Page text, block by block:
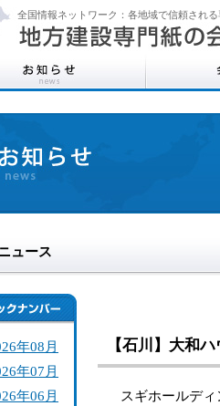
全国情報ネットワーク：各地域で信頼され
ュース
年08月
年07月
年06月
【石川】大和
スギホールディ